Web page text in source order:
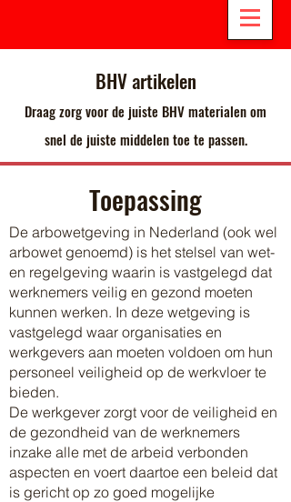
BHV artikelen
Draag zorg voor de juiste BHV materialen om
snel de juiste middelen toe te passen.
Toepassing
De arbowetgeving in Nederland (ook wel
arbowet genoemd) is het stelsel van wet-
en regelgeving waarin is vastgelegd dat
werknemers veilig en gezond moeten
kunnen werken. In deze wetgeving is
vastgelegd waar organisaties en
werkgevers aan moeten voldoen om hun
personeel veiligheid op de werkvloer te
bieden.
De werkgever zorgt voor de veiligheid en
de gezondheid van de werknemers
inzake alle met de arbeid verbonden
aspecten en voert daartoe een beleid dat
is gericht op zo goed mogelijke